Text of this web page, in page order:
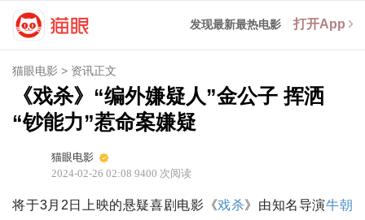
发现最新最热电影 打开App
猫眼电影 > 资讯正文
《戏杀》“编外嫌疑人”金公子 挥洒
“钞能力”惹命案嫌疑
猫眼电影
2024-02-26 02:08 9400 次阅读
将于3月2日上映的悬疑喜剧电影《戏杀》由知名导演牛朝